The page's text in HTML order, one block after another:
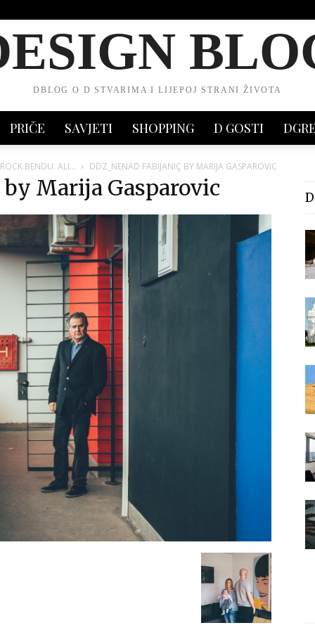
DBLOG O D STVARIMA I LIJEPOJ STRANI ŽIVOTA
PRIČE SAVJETI SHOPPING D GOSTI
BENDU. ALI… DDZ_NENAD FABIJANIÇ BY MARIJA GASPAROVIC
Marija Gasparovic